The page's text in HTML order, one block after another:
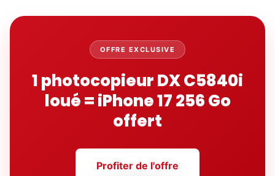
OFFRE EXCLUSIVE
1 photocopieur DX C5840i
loué = iPhone 17 256 Go
offert
Profiter de l'offre